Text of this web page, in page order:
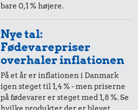
bare 0,1 % højere.
Nye tal:
Fødevarepriser
overhaler inflationen
På et år er inflationen i Danmark
igen steget til 1,4 % - men priserne
på fødevarer er steget med 1,8 %. Se